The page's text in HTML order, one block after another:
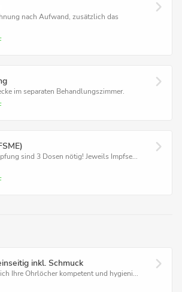
nach Aufwand, zusätzlich das
im separaten Behandlungszimmer.
sind 3 Dosen nötig! Jeweils Impfse...
inkl. Schmuck
Ihre Ohrlöcher kompetent und hygieni...